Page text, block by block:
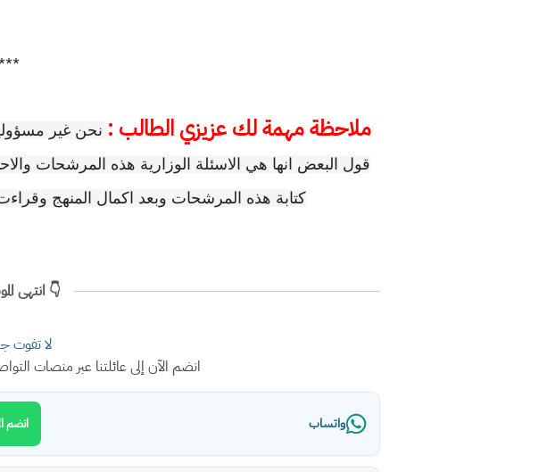
ملاحظة مهمة لك عزيزي الطالب : نحن غير
قول البعض انها هي الاسئلة الوزارية هذه المرشحات
كتابة هذه المرشحات وبعد اكمال المنهج
👇 انتهى
لا تفوت
انضم الآن إلى عائلتنا عبر منصات
واتساب انضم